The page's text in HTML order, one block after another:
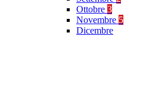
Ottobre 3
Novembre 5
Dicembre